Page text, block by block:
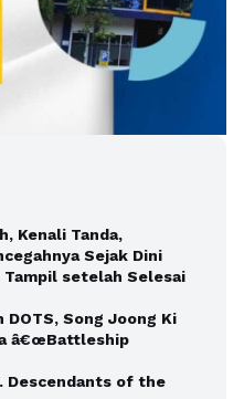
Kenali Tanda,
Sejak Dini
Tampil setelah Selesai
Song Joong Ki
â€œBattleship
Descendants of the